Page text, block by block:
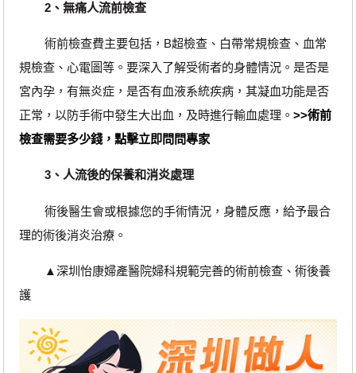
2、無痛人流前檢查
術前檢查費主要包括，B超檢查、白帶常規檢查、血常
規檢查、心電圖等。要深入了解受術者的身體情況。是否是
宮內孕，有無炎症，是否有血液系統疾病，其凝血功能是否
正常，以防手術中發生大出血，及時進行輸血處理。 >>術前
檢查需要多少錢，點擊立即問問專家
3、人流後的保養和消炎處理
術後醫生會或根據您的手術情況，身體反應，給予最合
理的術後消炎治療。
▲深圳怡康婦產醫院婦科規範完善的術前檢查、術後養
護